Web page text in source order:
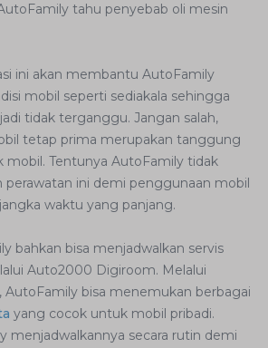
tahu penyebab oli mesin
ini akan membantu AutoFamily
mobil seperti sediakala sehingga
tidak terganggu. Jangan salah,
tetap prima merupakan tanggung
mobil. Tentunya AutoFamily tidak
perawatan ini demi penggunaan mobil
waktu yang panjang.
bahkan bisa menjadwalkan servis
Auto2000 Digiroom. Melalui
AutoFamily bisa menemukan berbagai
yang cocok untuk mobil pribadi.
menjadwalkannya secara rutin demi